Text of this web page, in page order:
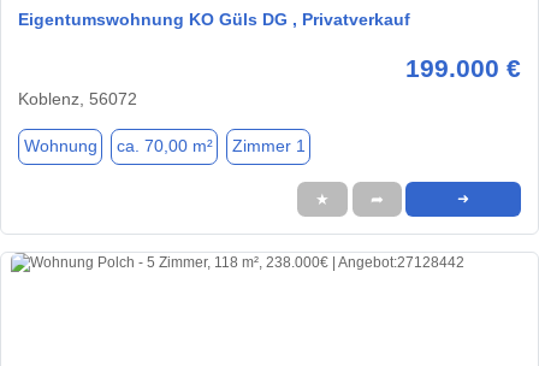
Eigentumswohnung KO Güls DG , Privatverkauf
199.000 €
Koblenz, 56072
Wohnung ca. 70,00 m² Zimmer 1
★ ➦ ➜